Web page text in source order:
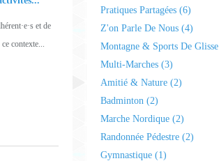
et de
contexte...
Pratiques Partagées (6)
Z'on Parle De Nous (4)
Montagne & Sports De Glisse
Multi-Marches (3)
Amitié & Nature (2)
Badminton (2)
Marche Nordique (2)
Randonnée Pédestre (2)
Gymnastique (1)